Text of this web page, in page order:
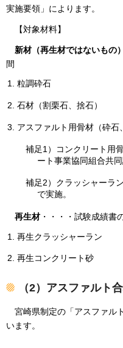
実施要領」によります。
【対象材料】
新材（再生材ではないもの）
間
粒調砕石
石材（割栗石、捨石）
アスファルト用骨材（砕石
補足1）コンクリート用
ート事業協同組合共同
補足2）クラッシャーラ
で実施。
再生材・・・・試験成績書
再生クラッシャーラン
再生コンクリート砂
（2）アスファルト
宮崎県制定の「アスファル
います。